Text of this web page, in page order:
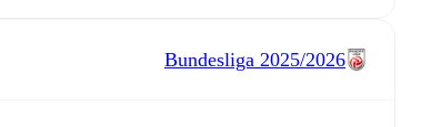
Bundesliga 2025/2026